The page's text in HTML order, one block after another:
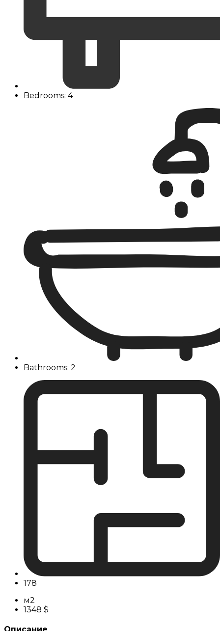
Bedrooms: 4
Bathrooms: 2
178
м2
1348 $